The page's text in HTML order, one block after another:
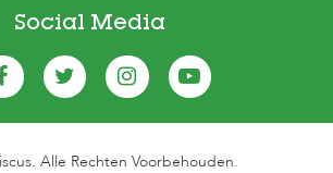
Social Media
Alle Rechten Voorbehouden.